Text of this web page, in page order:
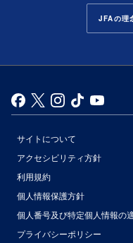
JFAの理
サイトについて
アクセシビリティ方針
利用規約
個人情報保護方針
個人番号及び特定個人情報の
プライバシーポリシー